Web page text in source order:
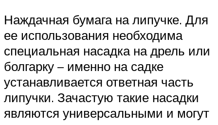
Наждачная бумага на липучке. Для
ее использования необходима
специальная насадка на дрель или
болгарку – именно на садке
устанавливается ответная часть
липучки. Зачастую такие насадки
являются универсальными и могут